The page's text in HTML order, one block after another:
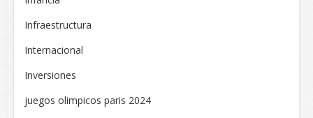
Infraestructura
Internacional
Inversiones
juegos olimpicos paris 2024